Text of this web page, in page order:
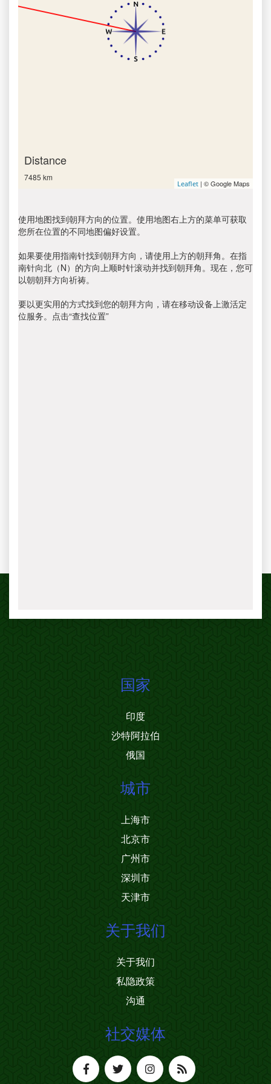
Distance
7485 km
Leaflet | © Google Maps
使用地图找到朝拜方向的位置。使用地图右上方的菜单可获取
您所在位置的不同地图偏好设置。
如果要使用指南针找到朝拜方向，请使用上方的朝拜角。在指
南针向北（N）的方向上顺时针滚动并找到朝拜角。现在，您可
以朝朝拜方向祈祷。
要以更实用的方式找到您的朝拜方向，请在移动设备上激活定
位服务。点击“查找位置”
国家
印度
沙特阿拉伯
俄国
城市
上海市
北京市
广州市
深圳市
天津市
关于我们
关于我们
私隐政策
沟通
社交媒体